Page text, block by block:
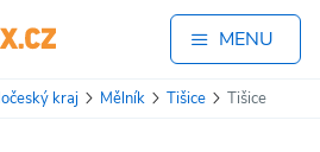
MENU
kraj Mělník Tišice Tišice